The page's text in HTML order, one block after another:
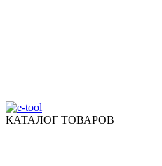
КАТАЛОГ ТОВАРОВ